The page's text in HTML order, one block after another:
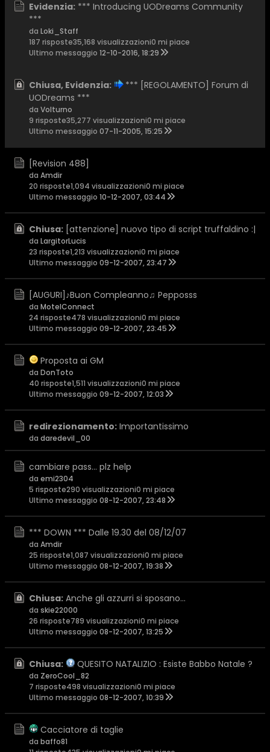
Evidenzia: *** Introducing UODreams Community
***
da Loki_Staff
187 risposte35,168 visualizzazioni0 mi piace
Ultimo messaggio 12-10-2016, 18:29
Chiusa, Evidenzia:
*** [REGOLAMENTO] Forum di
UODreams ***
da Volturno
9 risposte35,277 visualizzazioni0 mi piace
Ultimo messaggio 07-11-2005, 15:25
[Revision 488]
da Amdir
20 risposte1,094 visualizzazioni0 mi piace
Ultimo messaggio 10-12-2007, 03:44
Chiusa: [attenzione] nuovo tipo di script truffaldino :|
da LargitorLucis
23 risposte1,213 visualizzazioni0 mi piace
Ultimo messaggio 09-12-2007, 23:47
[AUGURI]♪Buon Compleanno♫ Pepposss
da MotelConnect
24 risposte478 visualizzazioni0 mi piace
Ultimo messaggio 09-12-2007, 23:45
Proposta ai GM
da DonToto
40 risposte1,511 visualizzazioni0 mi piace
Ultimo messaggio 09-12-2007, 12:03
redirezionamento: Importantissimo
da daredevil_00
cambiare pass... plz help
da emi2304
5 risposte290 visualizzazioni0 mi piace
Ultimo messaggio 08-12-2007, 23:48
*** DOWN *** Dalle 19.30 del 08/12/07
da Amdir
25 risposte1,087 visualizzazioni0 mi piace
Ultimo messaggio 08-12-2007, 19:38
Chiusa: Anche gli azzurri si sposano...
da skie22000
26 risposte789 visualizzazioni0 mi piace
Ultimo messaggio 08-12-2007, 13:25
Chiusa: QUESITO NATALIZIO : Esiste Babbo Natale ?
da ZeroCool_82
7 risposte498 visualizzazioni0 mi piace
Ultimo messaggio 08-12-2007, 10:39
Cacciatore di taglie
da baffo81